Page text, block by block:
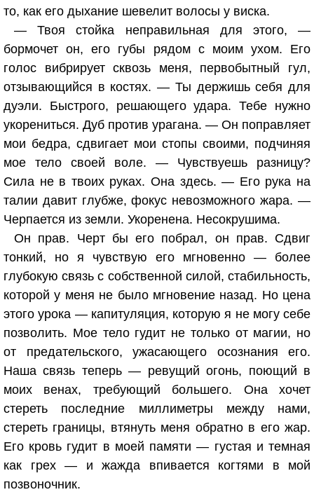
то, как его дыхание шевелит волосы у виска.
— Твоя стойка неправильная для этого, —
бормочет он, его губы рядом с моим ухом. Его
голос вибрирует сквозь меня, первобытный гул,
отзывающийся в костях. — Ты держишь себя для
дуэли. Быстрого, решающего удара. Тебе нужно
укорениться. Дуб против урагана. — Он поправляет
мои бедра, сдвигает мои стопы своими, подчиняя
мое тело своей воле. — Чувствуешь разницу?
Сила не в твоих руках. Она здесь. — Его рука на
талии давит глубже, фокус невозможного жара. —
Черпается из земли. Укоренена. Несокрушима.
Он прав. Черт бы его побрал, он прав. Сдвиг
тонкий, но я чувствую его мгновенно — более
глубокую связь с собственной силой, стабильность,
которой у меня не было мгновение назад. Но цена
этого урока — капитуляция, которую я не могу себе
позволить. Мое тело гудит не только от магии, но
от предательского, ужасающего осознания его.
Наша связь теперь — ревущий огонь, поющий в
моих венах, требующий большего. Она хочет
стереть последние миллиметры между нами,
стереть границы, втянуть меня обратно в его жар.
Его кровь гудит в моей памяти — густая и темная
как грех — и жажда впивается когтями в мой
позвоночник.